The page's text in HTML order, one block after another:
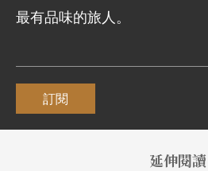
最有品味的旅人。
訂閱
延伸閱讀